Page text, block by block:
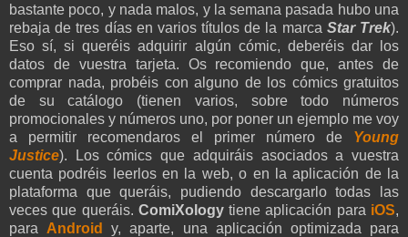
bastante poco, y nada malos, y la semana pasada hubo una
rebaja de tres días en varios títulos de la marca Star Trek).
Eso sí, si queréis adquirir algún cómic, deberéis dar los
datos de vuestra tarjeta. Os recomiendo que, antes de
comprar nada, probéis con alguno de los cómics gratuitos
de su catálogo (tienen varios, sobre todo números
promocionales y números uno, por poner un ejemplo me voy
a permitir recomendaros el primer número de Young
Justice). Los cómics que adquiráis asociados a vuestra
cuenta podréis leerlos en la web, o en la aplicación de la
plataforma que queráis, pudiendo descargarlo todas las
veces que queráis. ComiXologytiene aplicación para iOS,
para Android
y, aparte, una aplicación optimizada para